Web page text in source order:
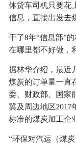
体货车司机只要花
信息，直接出发去
干了8年“信息部”
在哪里都不好做，
据林华介绍，最近
煤炭的订单量一直
委、财政部、国家
冀及周边地区2017
标准的煤炭加工企
“环保对汽运（煤